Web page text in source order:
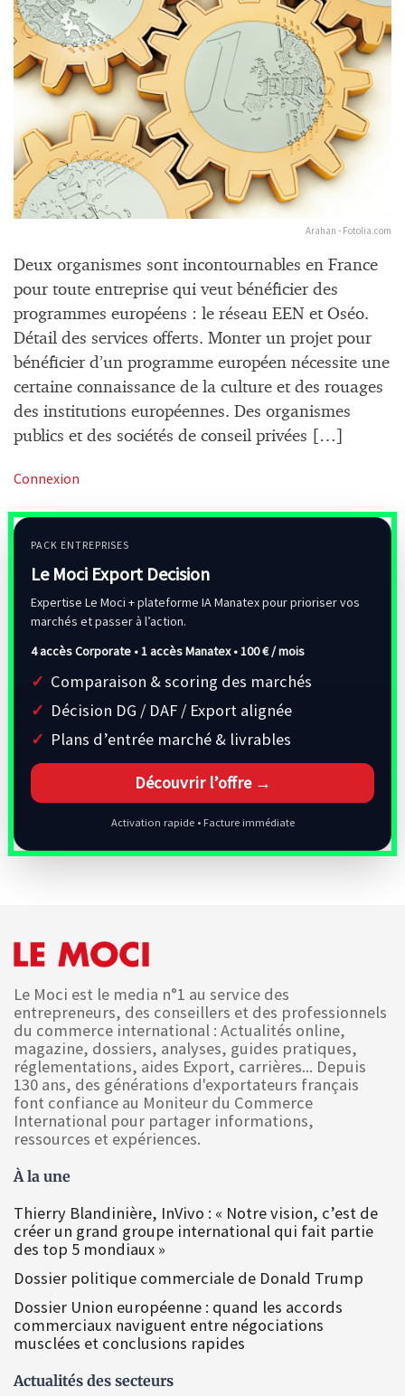
Arahan - Fotolia.com
Deux organismes sont incontournables en France
pour toute entreprise qui veut bénéficier des
programmes européens : le réseau EEN et Oséo.
Détail des services offerts. Monter un projet pour
bénéficier d’un programme européen nécessite une
certaine connaissance de la culture et des rouages
des institutions européennes. Des organismes
publics et des sociétés de conseil privées […]
Connexion
PACK ENTREPRISES
Le Moci Export Decision
Expertise Le Moci + plateforme IA Manatex pour prioriser vos
marchés et passer à l’action.
4 accès Corporate • 1 accès Manatex •100 € / mois
Comparaison & scoring des marchés
Décision DG / DAF / Export alignée
Plans d’entrée marché & livrables
Découvrir l’offre →
Activation rapide • Facture immédiate
Le Moci est le media n°1 au service des
entrepreneurs, des conseillers et des professionnels
du commerce international : Actualités online,
magazine, dossiers, analyses, guides pratiques,
réglementations, aides Export, carrières... Depuis
130 ans, des générations d'exportateurs français
font confiance au Moniteur du Commerce
International pour partager informations,
ressources et expériences.
À la une
Thierry Blandinière, InVivo : « Notre vision, c’est de
créer un grand groupe international qui fait partie
des top 5 mondiaux »
Dossier politique commerciale de Donald Trump
Dossier Union européenne : quand les accords
commerciaux naviguent entre négociations
musclées et conclusions rapides
Actualités des secteurs